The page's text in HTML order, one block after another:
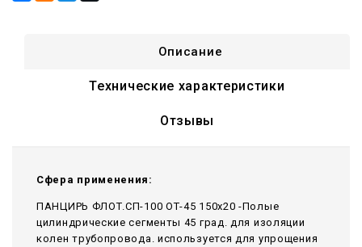
Описание
Технические характеристики
Отзывы
Сфера применения:
ПАНЦИРЬ ФЛОТ.СП-100 ОТ-45 150x20 -Полые
цилиндрические сегменты 45 град. для изоляции
колен трубопровода. используется для упрощения